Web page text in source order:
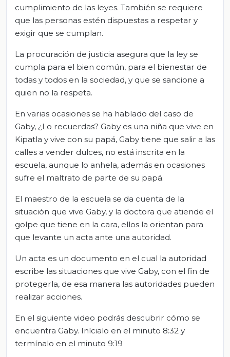
cumplimiento de las leyes. También se requiere
que las personas estén dispuestas a respetar y
exigir que se cumplan.
La procuración de justicia asegura que la ley se
cumpla para el bien común, para el bienestar de
todas y todos en la sociedad, y que se sancione a
quien no la respeta.
En varias ocasiones se ha hablado del caso de
Gaby, ¿Lo recuerdas? Gaby es una niña que vive en
Kipatla y vive con su papá, Gaby tiene que salir a las
calles a vender dulces, no está inscrita en la
escuela, aunque lo anhela, además en ocasiones
sufre el maltrato de parte de su papá.
El maestro de la escuela se da cuenta de la
situación que vive Gaby, y la doctora que atiende el
golpe que tiene en la cara, ellos la orientan para
que levante un acta ante una autoridad.
Un acta es un documento en el cual la autoridad
escribe las situaciones que vive Gaby, con el fin de
protegerla, de esa manera las autoridades pueden
realizar acciones.
En el siguiente video podrás descubrir cómo se
encuentra Gaby. Inícialo en el minuto 8:32 y
termínalo en el minuto 9:19